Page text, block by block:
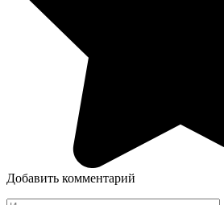
Добавить комментарий